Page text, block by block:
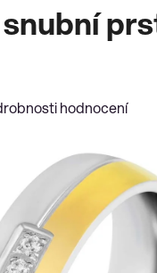
hodnocení